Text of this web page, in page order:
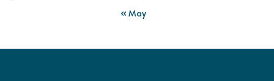
« May